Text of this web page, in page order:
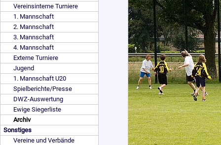
Vereinsinterne Turniere
1. Mannschaft
2. Mannschaft
3. Mannschaft
4. Mannschaft
Externe Turniere
Jugend
1. Mannschaft U20
Spielberichte/Presse
DWZ-Auswertung
Ewige Siegerliste
Archiv
Sonstiges
Vereine und Verbände